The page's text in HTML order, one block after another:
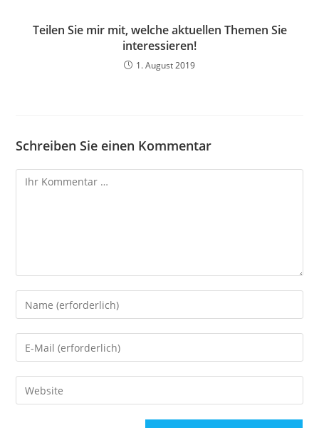
Teilen Sie mir mit, welche aktuellen Themen Sie
interessieren!
1. August 2019
Schreiben Sie einen Kommentar